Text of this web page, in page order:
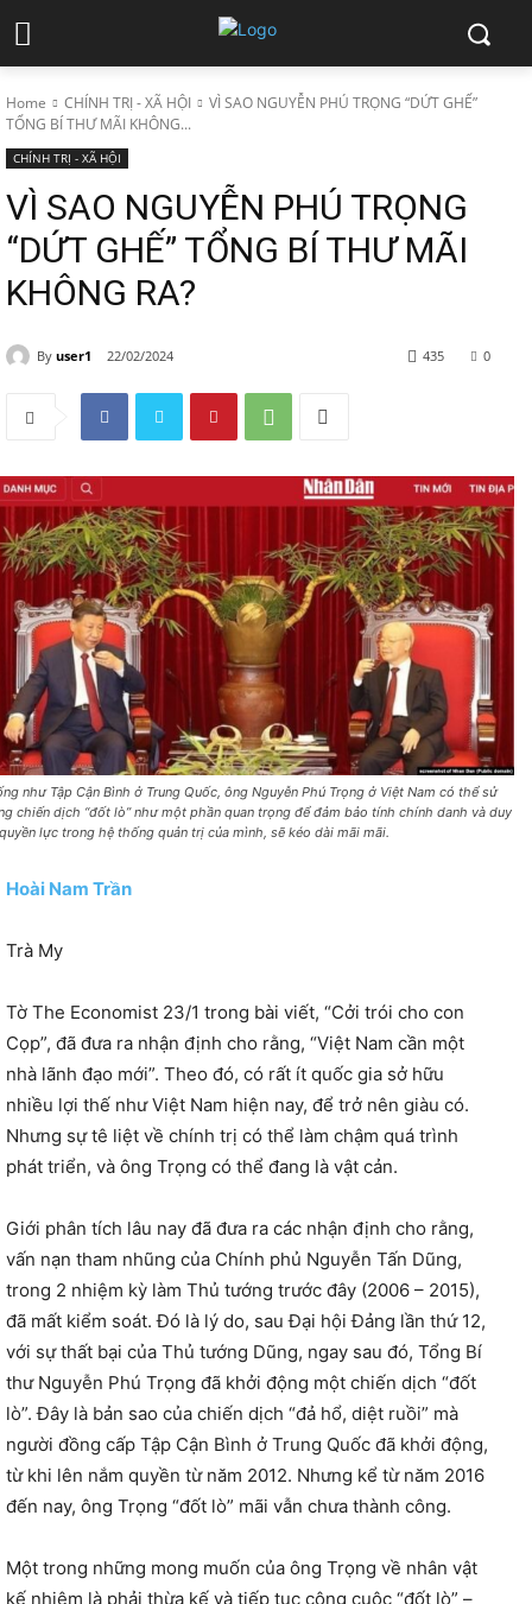
Home CHÍNH TRỊ - XÃ HỘI
VÌ SAO NGUYỄN PHÚ TRỌNG “DỨT GHẾ”
TỔNG BÍ THƯ MÃI KHÔNG...
CHÍNH TRỊ - XÃ HỘI
VÌ SAO NGUYỄN PHÚ TRỌNG
“DỨT GHẾ” TỔNG BÍ THƯ MÃI
KHÔNG RA?
By user1 22/02/2024 0
435
như Tập Cận Bình ở Trung Quốc, ông Nguyễn Phú Trọng ở Việt Nam có thể sử
chiến dịch “đốt lò” như một phần quan trọng để đảm bảo tính chính danh và duy
lực trong hệ thống quản trị của mình, sẽ kéo dài mãi mãi.
Hoài Nam Trần
Trà My
Tờ The Economist 23/1 trong bài viết, “Cởi trói cho con
Cọp”, đã đưa ra nhận định cho rằng, “Việt Nam cần một
nhà lãnh đạo mới”. Theo đó, có rất ít quốc gia sở hữu
nhiều lợi thế như Việt Nam hiện nay, để trở nên giàu có.
Nhưng sự tê liệt về chính trị có thể làm chậm quá trình
phát triển, và ông Trọng có thể đang là vật cản.
Giới phân tích lâu nay đã đưa ra các nhận định cho rằng,
vấn nạn tham nhũng của Chính phủ Nguyễn Tấn Dũng,
trong 2 nhiệm kỳ làm Thủ tướng trước đây (2006 – 2015),
đã mất kiểm soát. Đó là lý do, sau Đại hội Đảng lần thứ 12,
với sự thất bại của Thủ tướng Dũng, ngay sau đó, Tổng Bí
thư Nguyễn Phú Trọng đã khởi động một chiến dịch “đốt
lò”. Đây là bản sao của chiến dịch “đả hổ, diệt ruồi” mà
người đồng cấp Tập Cận Bình ở Trung Quốc đã khởi động,
từ khi lên nắm quyền từ năm 2012. Nhưng kể từ năm 2016
đến nay, ông Trọng “đốt lò” mãi vẫn chưa thành công.
Một trong những mong muốn của ông Trọng về nhân vật
kế nhiệm là phải thừa kế và tiếp tục công cuộc “đốt lò” –